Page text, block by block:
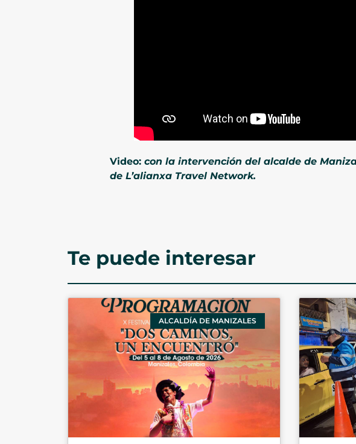
Video: con la intervención del alcalde de
de L’alianxa Travel Network.
Te puede interesar
ALCALDÍA DE MANIZALES